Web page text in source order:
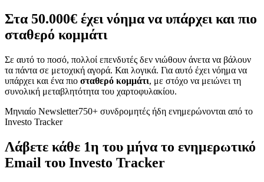
Στα 50.000€ έχει νόημα να υπάρχει και πιο
σταθερό κομμάτι
Σε αυτό το ποσό, πολλοί επενδυτές δεν νιώθουν άνετα να βάλουν
τα πάντα σε μετοχική αγορά. Και λογικά. Για αυτό έχει νόημα να
υπάρχει και ένα πιο σταθερό κομμάτι, με στόχο να μειώνει τη
συνολική μεταβλητότητα του χαρτοφυλακίου.
Μηνιαίο Newsletter750+ συνδρομητές ήδη ενημερώνονται από το
Investo Tracker
Λάβετε κάθε 1η του μήνα το ενημερωτικό
Email του Investo Tracker